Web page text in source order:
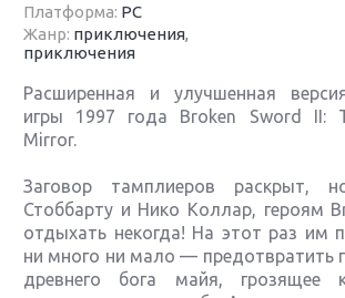
Платформа: PC
Жанр: приключения,
приключения
Расширенная и улучшенная
игры 1997 года Broken Sword II:
Mirror.
Заговор тамплиеров раскрыт,
Стоббарту и Нико Коллар, героям
отдыхать некогда! На этот раз им
ни много ни мало — предотвратить
древнего бога майя, грозящее